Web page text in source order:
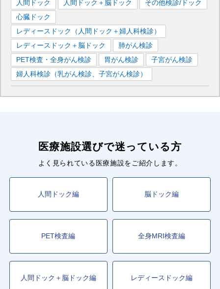
人間ドック
人間ドック＋脳ドック
その他検診/ドック
心臓ドック
レディースドック（人間ドック＋婦人科検診）
レディースドック＋脳ドック
肺がん検診
PET検査・全身がん検診
胃がん検診
子宮がん検診
婦人科検診（乳がん検診、子宮がん検診）
医療施設選びで迷っている方
よく見られている医療施設をご紹介します。
人間ドック編 脳ドック編
PET検査編 全身MRI検査編
人間ドック＋脳ドック編 レディースドック編